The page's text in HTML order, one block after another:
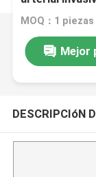
MOQ：1 piezas
Mejor
DESCRIPCIóN